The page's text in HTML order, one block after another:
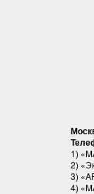
1)
2)
3)
4)